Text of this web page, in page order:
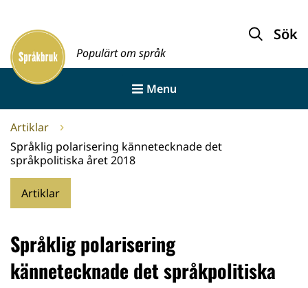
innehållet
Framsida
Populärt om språk
Sök
Menu
Artiklar
Språklig polarisering kännetecknade det
språkpolitiska året 2018
Artiklar
Språklig polarisering
kännetecknade det språkpolitiska